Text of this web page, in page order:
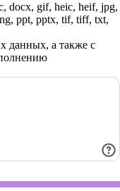
docx, gif, heic, heif, jpg,
ppt, pptx, tif, tiff, txt,
данных, а также с